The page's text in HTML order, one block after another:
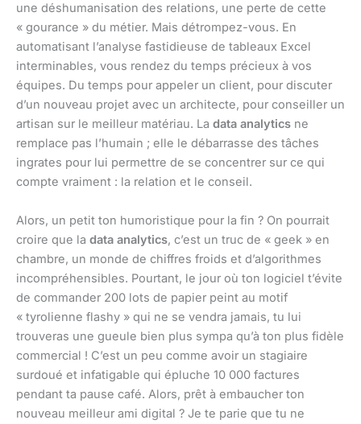
une déshumanisation des relations, une perte de cette
« gourance » du métier. Mais détrompez-vous. En
automatisant l’analyse fastidieuse de tableaux Excel
interminables, vous rendez du temps précieux à vos
équipes. Du temps pour appeler un client, pour discuter
d’un nouveau projet avec un architecte, pour conseiller un
artisan sur le meilleur matériau. La data analytics ne
remplace pas l’humain ; elle le débarrasse des tâches
ingrates pour lui permettre de se concentrer sur ce qui
compte vraiment : la relation et le conseil.
Alors, un petit ton humoristique pour la fin ? On pourrait
croire que la data analytics, c’est un truc de « geek » en
chambre, un monde de chiffres froids et d’algorithmes
incompréhensibles. Pourtant, le jour où ton logiciel t’évite
de commander 200 lots de papier peint au motif
« tyrolienne flashy » qui ne se vendra jamais, tu lui
trouveras une gueule bien plus sympa qu’à ton plus fidèle
commercial ! C’est un peu comme avoir un stagiaire
surdoué et infatigable qui épluche 10 000 factures
pendant ta pause café. Alors, prêt à embaucher ton
nouveau meilleur ami digital ? Je te parie que tu ne